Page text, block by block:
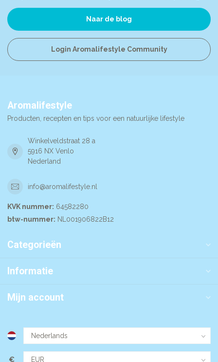
Naar de blog
Login Aromalifestyle Community
Aromalifestyle
Producten, recepten en tips voor een natuurlijke lifestyle
Winkelveldstraat 28 a
5916 NX Venlo
Nederland
info@aromalifestyle.nl
KVK nummer: 64582280
btw-nummer: NL001906822B12
Categorieën
Informatie
Mijn account
€